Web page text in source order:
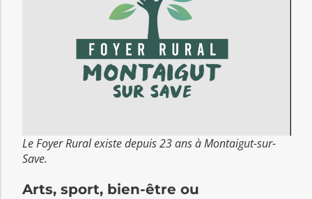
Le Foyer Rural existe depuis 23 ans à Montaigut-sur-
Save.
Arts, sport, bien-être ou